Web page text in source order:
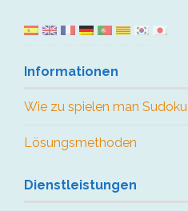
Informationen
Wie zu spielen man Sudoku
Lösungsmethoden
Dienstleistungen